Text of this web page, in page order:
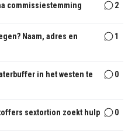
commissiestemming 2
Naam, adres en
1
in het westen te
0
sextortion zoekt hulp 0